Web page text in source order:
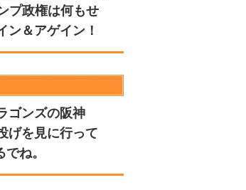
プ政権は何もせ
ン＆アゲイン！
ゴンズの阪神
げを見に行って
ね。